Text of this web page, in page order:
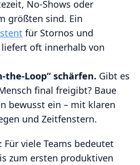
No‑Shows oder
größten sind. Ein
für Stornos und
oft innerhalb von
schärfen. Gibt es
final freigibt? Baue
bewusst ein – mit klaren
und Zeitfenstern.
Für viele Teams bedeutet
zum ersten produktiven